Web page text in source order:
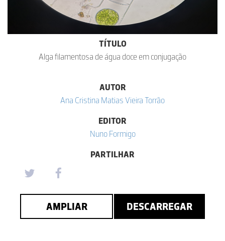
TÍTULO
Alga filamentosa de água doce em conjugação
AUTOR
Ana Cristina Matias Vieira Torrão
EDITOR
Nuno Formigo
PARTILHAR
AMPLIAR DESCARREGAR